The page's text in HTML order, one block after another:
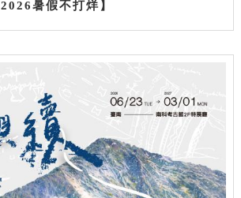
暑假不打烊】